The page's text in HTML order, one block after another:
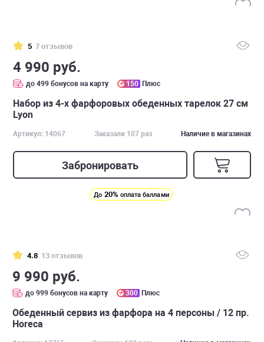
5 7 отзывов
4 990 руб.
до 499 бонусов на карту 150 Плюс
Набор из 4-х фарфоровых обеденных тарелок 27 см
Lyon
Артикул: 14067 Заказали 107 раз Наличие в магазинах
Забронировать
До 20% оплата баллами
4.8 13 отзывов
9 990 руб.
до 999 бонусов на карту 300 Плюс
Обеденный сервиз из фарфора на 4 персоны / 12 пр.
Horeca